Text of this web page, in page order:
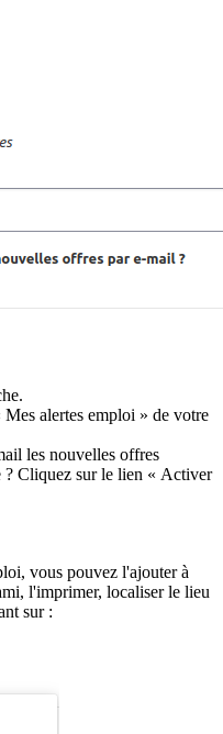
alertes emploi » de votre
les nouvelles offres
? Cliquez sur le lien « Activer
vous pouvez l'ajouter à
l'imprimer, localiser le lieu
sur :